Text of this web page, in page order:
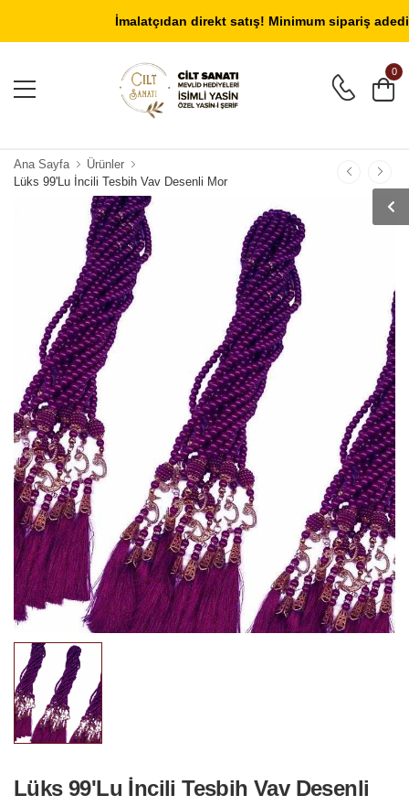
İmalatçıdan direkt satış! Minimum sipariş adedi
Giriş Yap / Üye Ol
0
Ana Sayfa
Ürünler
Lüks 99'Lu İncili Tesbih Vav Desenli Mor
Lüks 99'Lu İncili Tesbih Vav Desenli